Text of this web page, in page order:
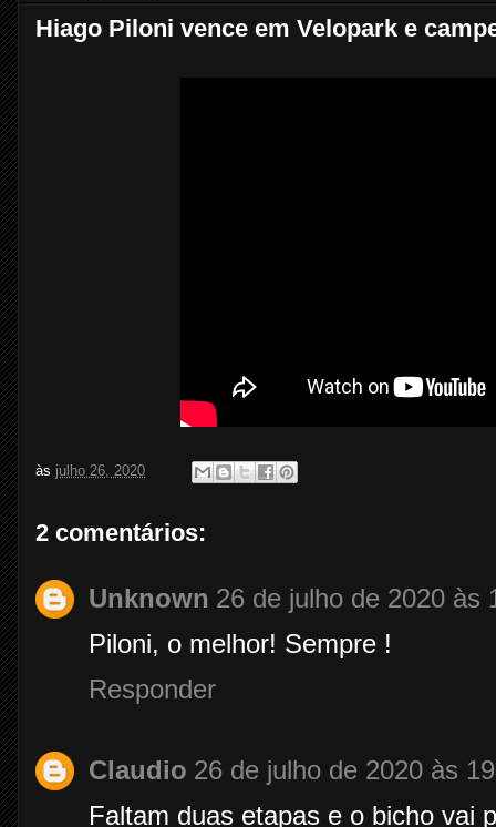
Hiago Piloni vence em Velopark e
às julho 26, 2020
2 comentários:
Unknown 26 de julho de 2020 às
Piloni, o melhor! Sempre !
Responder
Claudio 26 de julho de 2020 às
Faltam duas etapas e o bicho vai